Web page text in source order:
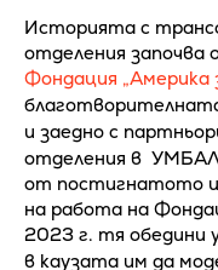
Историята с
отделения започва
Фондация „Америка
и заедно с
отделения в
от постигнатото
на работа на
2023 г. тя обедини
в каузата им да